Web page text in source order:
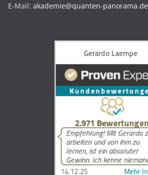
E-Mail: akademie@quanten-panorama.de